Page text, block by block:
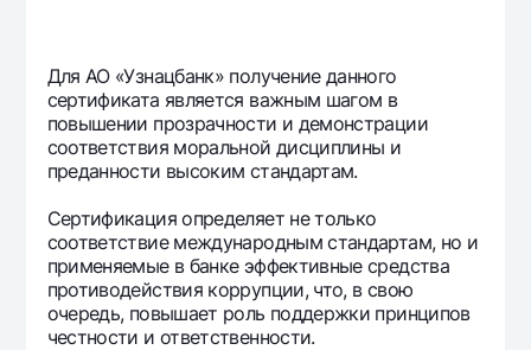
Для АО «Узнацбанк» получение данного
сертификата является важным шагом в
повышении прозрачности и демонстрации
соответствия моральной дисциплины и
преданности высоким стандартам.
Сертификация определяет не только
соответствие международным стандартам, но и
применяемые в банке эффективные средства
противодействия коррупции, что, в свою
очередь, повышает роль поддержки принципов
честности и ответственности.